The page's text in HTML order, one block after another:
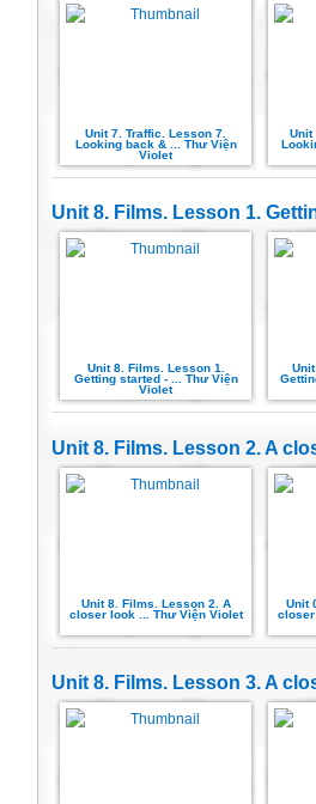
Unit 7. Traffic. Lesson 7.
Looking back & ... Thư Viện
Violet
Unit
Unit 8. Films. Lesson 1.
Unit 8. Films. Lesson 1.
Getting started - ... Thư Viện
Violet
Unit 8. Films. Lesson 2. A
Unit 8. Films. Lesson 2. A
closer look ... Thư Viện Violet
Unit
closer
Unit 8. Films. Lesson 3. A